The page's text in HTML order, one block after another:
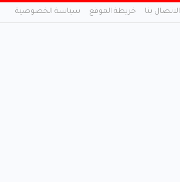
الاتصال بنا خريطة الموقع سياسة الخصوصية